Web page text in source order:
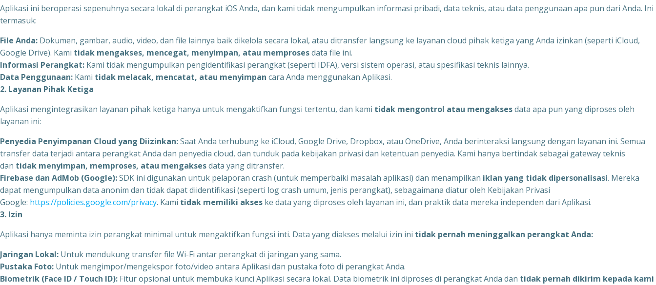
Aplikasi ini beroperasi sepenuhnya secara lokal di perangkat iOS Anda, dan kami tidak mengumpulkan informasi pribadi, data teknis, atau data penggunaan apa pun dari Anda. Ini
termasuk:
File Anda: Dokumen, gambar, audio, video, dan file lainnya baik dikelola secara lokal, atau ditransfer langsung ke layanan cloud pihak ketiga yang Anda izinkan (seperti iCloud,
Google Drive). Kami tidak mengakses, mencegat, menyimpan, atau memprosesdata file ini.
Informasi Perangkat: Kami tidak mengumpulkan pengidentifikasi perangkat (seperti IDFA), versi sistem operasi, atau spesifikasi teknis lainnya.
Data Penggunaan: Kami tidak melacak, mencatat, atau menyimpan cara Anda menggunakan Aplikasi.
2. Layanan Pihak Ketiga
Aplikasi mengintegrasikan layanan pihak ketiga hanya untuk mengaktifkan fungsi tertentu, dan kami tidak mengontrol atau mengaksesdata apa pun yang diproses oleh
layanan ini:
Penyedia Penyimpanan Cloud yang Diizinkan:Saat Anda terhubung ke iCloud, Google Drive, Dropbox, atau OneDrive, Anda berinteraksi langsung dengan layanan ini. Semua
transfer data terjadi antara perangkat Anda dan penyedia cloud, dan tunduk pada kebijakan privasi dan ketentuan penyedia. Kami hanya bertindak sebagai gateway teknis
dan tidak menyimpan, memproses, atau mengaksesdata yang ditransfer.
Firebase dan AdMob (Google):SDK ini digunakan untuk pelaporan crash (untuk memperbaiki masalah aplikasi) dan menampilkan iklan yang tidak dipersonalisasi. Mereka
dapat mengumpulkan data anonim dan tidak dapat diidentifikasi (seperti log crash umum, jenis perangkat), sebagaimana diatur oleh Kebijakan Privasi
Google: https://policies.google.com/privacy. Kami tidak memiliki akses ke data yang diproses oleh layanan ini, dan praktik data mereka independen dari Aplikasi.
3. Izin
Aplikasi hanya meminta izin perangkat minimal untuk mengaktifkan fungsi inti. Data yang diakses melalui izin ini tidak pernah meninggalkan perangkat Anda:
Jaringan Lokal: Untuk mendukung transfer file Wi-Fi antar perangkat di jaringan yang sama.
Pustaka Foto: Untuk mengimpor/mengekspor foto/video antara Aplikasi dan pustaka foto di perangkat Anda.
Biometrik (Face ID / Touch ID): Fitur opsional untuk membuka kunci Aplikasi secara lokal. Data biometrik ini diproses di perangkat Anda dan tidak pernah dikirim kepada kami